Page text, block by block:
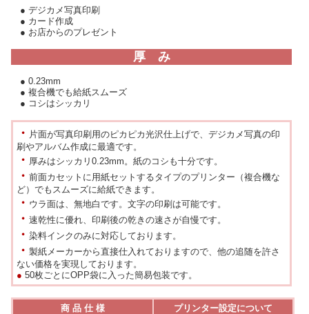
● デジカメ写真印刷
● カード作成
● お店からのプレゼント
厚 み
● 0.23mm
● 複合機でも給紙スムーズ
● コシはシッカリ
・ 片面が写真印刷用のピカピカ光沢仕上げで、デジカメ写真の印
刷やアルバム作成に最適です。
・ 厚みはシッカリ0.23mm。紙のコシも十分です。
・ 前面カセットに用紙セットするタイプのプリンター（複合機な
ど）でもスムーズに給紙できます。
・ ウラ面は、無地白です。文字の印刷は可能です。
・ 速乾性に優れ、印刷後の乾きの速さが自慢です。
・ 染料インクのみに対応しております。
・ 製紙メーカーから直接仕入れておりますので、他の追随を許さ
ない価格を実現しております。
● 50枚ごとにOPP袋に入った簡易包装です。
商 品 仕 様
プリンター設定について